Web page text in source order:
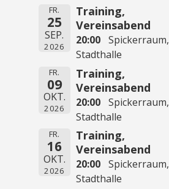
FR.
25
SEP.
2026
Training,
Vereinsabend
20:00 Spickerraum,
Stadthalle
FR.
09
OKT.
2026
Training,
Vereinsabend
20:00 Spickerraum,
Stadthalle
FR.
16
OKT.
2026
Training,
Vereinsabend
20:00 Spickerraum,
Stadthalle